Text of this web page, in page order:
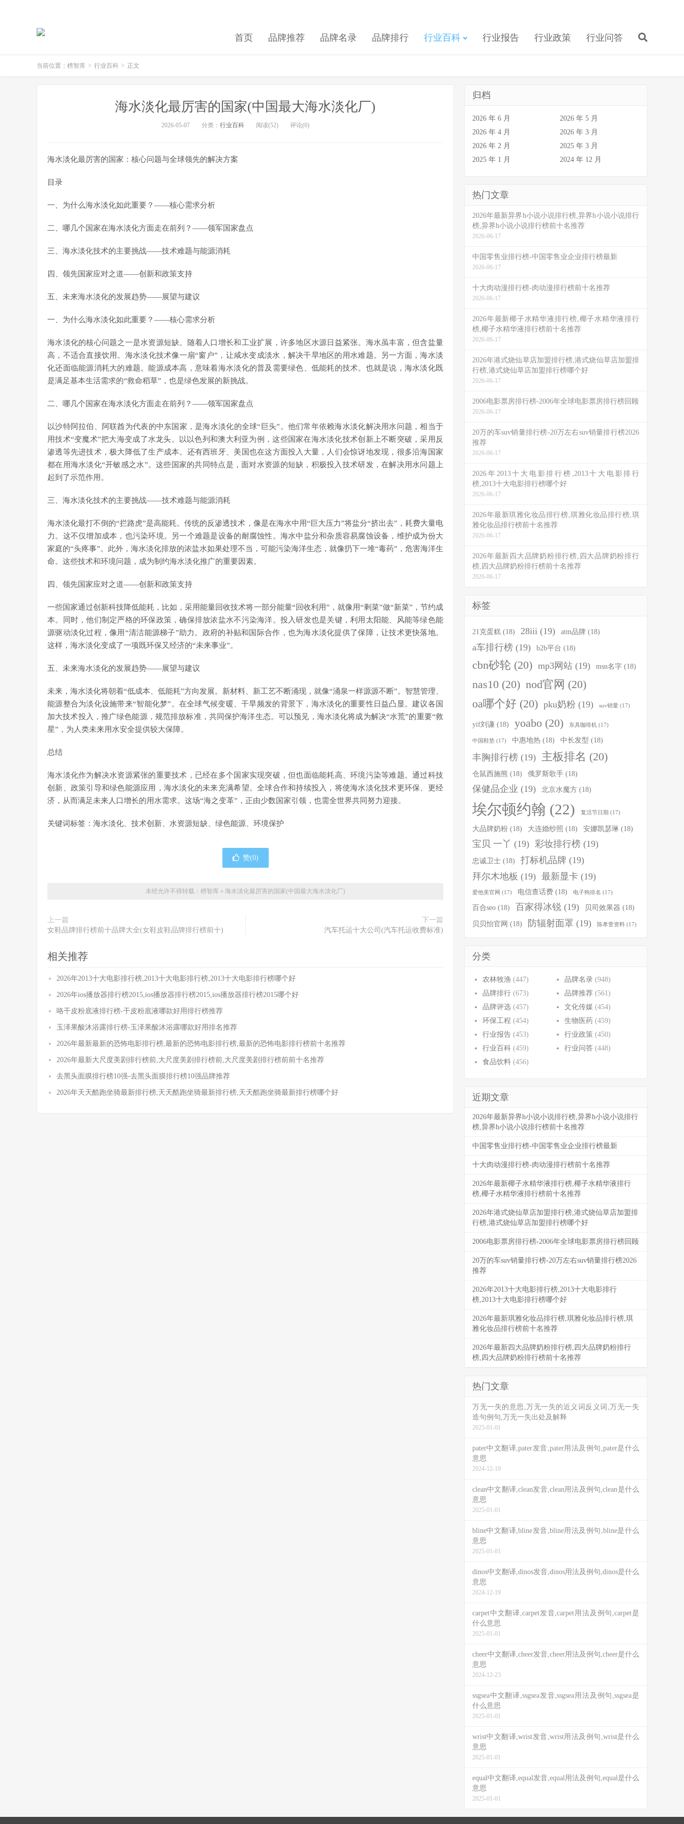
首页 品牌推荐 品牌名录 品牌排行 行业百科 行业报告 行业政策 行业问答
当前位置： 榜智库 > 行业百科 > 正文
海水淡化最厉害的国家(中国最大海水淡化厂)
2026-05-07 分类： 行业百科 阅读(52) 评论(0)
海水淡化最厉害的国家：核心问题与全球领先的解决方案
目录
一、为什么海水淡化如此重要？——核心需求分析
二、哪几个国家在海水淡化方面走在前列？——领军国家盘点
三、海水淡化技术的主要挑战——技术难题与能源消耗
四、领先国家应对之道——创新和政策支持
五、未来海水淡化的发展趋势——展望与建议
一、为什么海水淡化如此重要？——核心需求分析
海水淡化的核心问题之一是水资源短缺。随着人口增长和工业扩展，许多地区水源日益紧张。海水虽丰富，但含盐量
高，不适合直接饮用。海水淡化技术像一扇“窗户”，让咸水变成淡水，解决干旱地区的用水难题。另一方面，海水淡
化还面临能源消耗大的难题。能源成本高，意味着海水淡化的普及需要绿色、低能耗的技术。也就是说，海水淡化既
是满足基本生活需求的“救命稻草”，也是绿色发展的新挑战。
二、哪几个国家在海水淡化方面走在前列？——领军国家盘点
以沙特阿拉伯、阿联酋为代表的中东国家，是海水淡化的全球“巨头”。他们常年依赖海水淡化解决用水问题，相当于
用技术“变魔术”把大海变成了水龙头。以以色列和澳大利亚为例，这些国家在海水淡化技术创新上不断突破，采用反
渗透等先进技术，极大降低了生产成本。还有西班牙、美国也在这方面投入大量，人们会惊讶地发现，很多沿海国家
都在用海水淡化“开敏感之水”。这些国家的共同特点是，面对水资源的短缺，积极投入技术研发，在解决用水问题上
起到了示范作用。
三、海水淡化技术的主要挑战——技术难题与能源消耗
海水淡化最打不倒的“拦路虎”是高能耗。传统的反渗透技术，像是在海水中用“巨大压力”将盐分“挤出去”，耗费大量电
力。这不仅增加成本，也污染环境。另一个难题是设备的耐腐蚀性。海水中盐分和杂质容易腐蚀设备，维护成为份大
家庭的“头疼事”。此外，海水淡化排放的浓盐水如果处理不当，可能污染海洋生态，就像扔下一堆“毒药”，危害海洋生
命。这些技术和环境问题，成为制约海水淡化推广的重要因素。
四、领先国家应对之道——创新和政策支持
一些国家通过创新科技降低能耗，比如，采用能量回收技术将一部分能量“回收利用”，就像用“剩菜”做“新菜”，节约成
本。同时，他们制定严格的环保政策，确保排放浓盐水不污染海洋。投入研发也是关键，利用太阳能、风能等绿色能
源驱动淡化过程，像用“清洁能源梯子”助力。政府的补贴和国际合作，也为海水淡化提供了保障，让技术更快落地。
这样，海水淡化变成了一项既环保又经济的“未来事业”。
五、未来海水淡化的发展趋势——展望与建议
未来，海水淡化将朝着“低成本、低能耗”方向发展。新材料、新工艺不断涌现，就像“涌泉一样源源不断”。智慧管理、
能源整合为淡化设施带来“智能化梦”。在全球气候变暖、干旱频发的背景下，海水淡化的重要性日益凸显。建议各国
加大技术投入，推广绿色能源，规范排放标准，共同保护海洋生态。可以预见，海水淡化将成为解决“水荒”的重要“救
星”，为人类未来用水安全提供较大保障。
总结
海水淡化作为解决水资源紧张的重要技术，已经在多个国家实现突破，但也面临能耗高、环境污染等难题。通过科技
创新、政策引导和绿色能源应用，海水淡化的未来充满希望。全球合作和持续投入，将使海水淡化技术更环保、更经
济，从而满足未来人口增长的用水需求。这场“海之变革”，正由少数国家引领，也需全世界共同努力迎接。
关键词标签：海水淡化、技术创新、水资源短缺、绿色能源、环境保护
赞(0)
未经允许不得转载： 榜智库 » 海水淡化最厉害的国家(中国最大海水淡化厂)
上一篇
女鞋品牌排行榜前十品牌大全(女鞋皮鞋品牌排行榜前十)
下一篇
汽车托运十大公司(汽车托运收费标准)
相关推荐
2026年2013十大电影排行榜,2013十大电影排行榜,2013十大电影排行榜哪个好
2026年ios播放器排行榜2015,ios播放器排行榜2015,ios播放器排行榜2015哪个好
咯干皮粉底液排行榜-干皮粉底液哪款好用排行榜推荐
玉泽果酸沐浴露排行榜-玉泽果酸沐浴露哪款好用排名推荐
2026年最新最新的恐怖电影排行榜,最新的恐怖电影排行榜,最新的恐怖电影排行榜前十名推荐
2026年最新大尺度美剧排行榜前,大尺度美剧排行榜前,大尺度美剧排行榜前前十名推荐
去黑头面膜排行榜10强-去黑头面膜排行榜10强品牌推荐
2026年天天酷跑坐骑最新排行榜,天天酷跑坐骑最新排行榜,天天酷跑坐骑最新排行榜哪个好
归档
2026 年 6 月
2026 年 5 月
2026 年 4 月
2026 年 3 月
2026 年 2 月
2025 年 3 月
2025 年 1 月
2024 年 12 月
热门文章
2026年最新异界h小说小说排行榜,异界h小说小说排行
榜,异界h小说小说排行榜前十名推荐
2026-06-17
中国零售业排行榜-中国零售业企业排行榜最新
2026-06-17
十大肉动漫排行榜-肉动漫排行榜前十名推荐
2026-06-17
2026年最新椰子水精华液排行榜,椰子水精华液排行
榜,椰子水精华液排行榜前十名推荐
2026-06-17
2026年港式烧仙草店加盟排行榜,港式烧仙草店加盟排
行榜,港式烧仙草店加盟排行榜哪个好
2026-06-17
2006电影票房排行榜-2006年全球电影票房排行榜回顾
2026-06-17
20万的车suv销量排行榜-20万左右suv销量排行榜2026
推荐
2026-06-17
2026年2013十大电影排行榜,2013十大电影排行
榜,2013十大电影排行榜哪个好
2026-06-17
2026年最新琪雅化妆品排行榜,琪雅化妆品排行榜,琪
雅化妆品排行榜前十名推荐
2026-06-17
2026年最新四大品牌奶粉排行榜,四大品牌奶粉排行
榜,四大品牌奶粉排行榜前十名推荐
2026-06-17
标签
21克蛋糕 (18) 28iii (19) atm品牌 (18)
a车排行榜 (19) b2b平台 (18)
cbn砂轮 (20) mp3网站 (19) msn名字 (18)
nas10 (20) nod官网 (20)
oa哪个好 (20) pku奶粉 (19) suv销量 (17)
yif刘谦 (18) yoabo (20) 东具咖啡机 (17)
中国鞋垫 (17) 中惠地热 (18) 中长发型 (18)
丰胸排行榜 (19) 主板排名 (20)
仓鼠西施熊 (18) 俄罗斯歌手 (18)
保健品企业 (19) 北京水魔方 (18)
埃尔顿约翰 (22) 复活节日期 (17)
大品牌奶粉 (18) 大连婚纱照 (18) 安娜凯瑟琳 (18)
宝贝 一丫 (19) 彩妆排行榜 (19)
忠诚卫士 (18) 打标机品牌 (19)
拜尔木地板 (19) 最新显卡 (19)
爱他美官网 (17) 电信查话费 (18) 电子狗排名 (17)
百合seo (18) 百家得冰锐 (19) 贝司效果器 (18)
贝贝怡官网 (18) 防辐射面罩 (19) 陈孝萱资料 (17)
分类
农林牧渔 (447) 品牌名录 (948)
品牌排行 (673) 品牌推荐 (561)
品牌评选 (457) 文化传媒 (454)
环保工程 (454) 生物医药 (459)
行业报告 (453) 行业政策 (450)
行业百科 (459) 行业问答 (448)
食品饮料 (456)
近期文章
2026年最新异界h小说小说排行榜,异界h小说小说排行
榜,异界h小说小说排行榜前十名推荐
中国零售业排行榜-中国零售业企业排行榜最新
十大肉动漫排行榜-肉动漫排行榜前十名推荐
2026年最新椰子水精华液排行榜,椰子水精华液排行
榜,椰子水精华液排行榜前十名推荐
2026年港式烧仙草店加盟排行榜,港式烧仙草店加盟排
行榜,港式烧仙草店加盟排行榜哪个好
2006电影票房排行榜-2006年全球电影票房排行榜回顾
20万的车suv销量排行榜-20万左右suv销量排行榜2026
推荐
2026年2013十大电影排行榜,2013十大电影排行
榜,2013十大电影排行榜哪个好
2026年最新琪雅化妆品排行榜,琪雅化妆品排行榜,琪
雅化妆品排行榜前十名推荐
2026年最新四大品牌奶粉排行榜,四大品牌奶粉排行
榜,四大品牌奶粉排行榜前十名推荐
热门文章
万无一失的意思,万无一失的近义词反义词,万无一失
造句例句,万无一失出处及解释
2025-01-01
pater中文翻译,pater发音,pater用法及例句,pater是什么
意思
2024-12-19
clean中文翻译,clean发音,clean用法及例句,clean是什么
意思
2025-01-01
bline中文翻译,bline发音,bline用法及例句,bline是什么
意思
2025-01-01
dinos中文翻译,dinos发音,dinos用法及例句,dinos是什么
意思
2024-12-19
carpet中文翻译,carpet发音,carpet用法及例句,carpet是
什么意思
2025-01-01
cheer中文翻译,cheer发音,cheer用法及例句,cheer是什么
意思
2024-12-23
ssgsea中文翻译,ssgsea发音,ssgsea用法及例句,ssgsea是
什么意思
2025-01-01
wrist中文翻译,wrist发音,wrist用法及例句,wrist是什么
意思
2025-01-01
equal中文翻译,equal发音,equal用法及例句,equal是什么
意思
2025-01-01